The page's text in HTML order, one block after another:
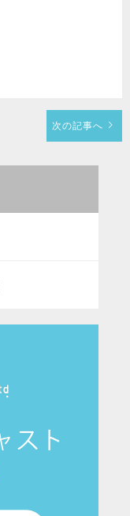
次の記事へ